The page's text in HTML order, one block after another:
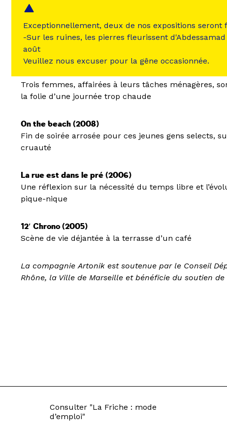
Chili ou au Canada.
Les chevaux du plaisir (2012)
Echappée nocturne pour 3 danseurs sur des
Trois femmes, affairées à leurs tâches ménagères,
la folie d’une journée trop chaude
On the beach (2008)
Fin de soirée arrosée pour ces jeunes gens selects,
cruauté
La rue est dans le pré (2006)
Une réflexion sur la nécessité du temps libre et
pique-nique
12′ Chrono (2005)
Scène de vie déjantée à la terrasse d’un café
La compagnie Artonik est soutenue par le Conseil
Rhône, la Ville de Marseille et bénéficie du soutien de
Exceptionnellement, deux de nos expositions seront
-Sur les ruines, les pierres fleurissent
août
Veuillez nous excuser pour la gêne occasionnée.
Consulter "La Friche : mode
d’emploi"